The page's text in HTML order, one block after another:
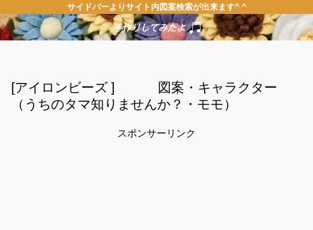
サイドバーよりサイト内図案検索が出来ます^ ^
[アイロンビーズ ] 図案・キャラクター
（うちのタマ知りませんか？・モモ）
スポンサーリンク